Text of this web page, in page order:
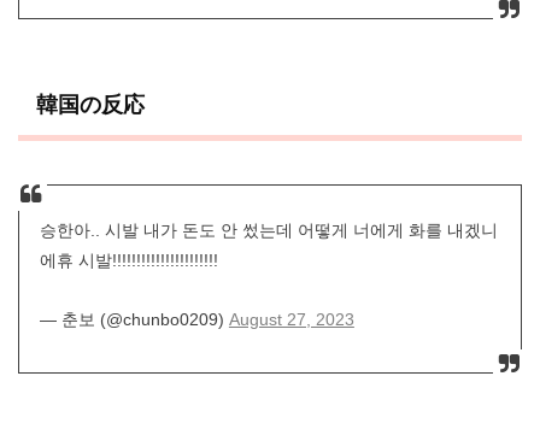
韓国の反応
승한아.. 시발 내가 돈도 안 썼는데 어떻게 너에게 화를 내겠니
에휴 시발!!!!!!!!!!!!!!!!!!!!!!
— 춘보 (@chunbo0209) August 27, 2023